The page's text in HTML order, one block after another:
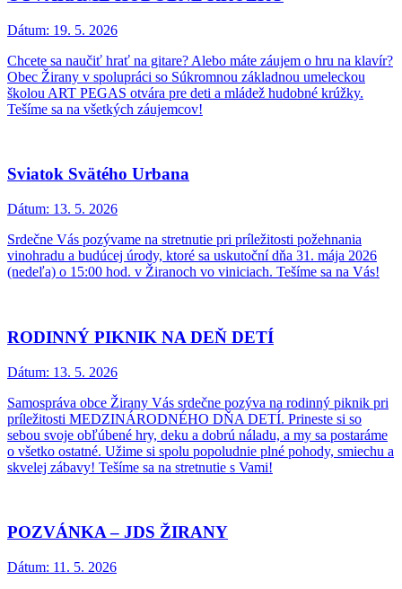
Dátum: 19. 5. 2026
Chcete sa naučiť hrať na gitare? Alebo máte záujem o hru na klavír?
Obec Žirany v spolupráci so Súkromnou základnou umeleckou
školou ART PEGAS otvára pre deti a mládež hudobné krúžky.
Tešíme sa na všetkých záujemcov!
Sviatok Svätého Urbana
Dátum: 13. 5. 2026
Srdečne Vás pozývame na stretnutie pri príležitosti požehnania
vinohradu a budúcej úrody, ktoré sa uskutoční dňa 31. mája 2026
(nedeľa) o 15:00 hod. v Žiranoch vo viniciach. Tešíme sa na Vás!
RODINNÝ PIKNIK NA DEŇ DETÍ
Dátum: 13. 5. 2026
Samospráva obce Žirany Vás srdečne pozýva na rodinný piknik pri
príležitosti MEDZINÁRODNÉHO DŇA DETÍ. Prineste si so
sebou svoje obľúbené hry, deku a dobrú náladu, a my sa postaráme
o všetko ostatné. Užime si spolu popoludnie plné pohody, smiechu a
skvelej zábavy! Tešíme sa na stretnutie s Vami!
POZVÁNKA – JDS ŽIRANY
Dátum: 11. 5. 2026